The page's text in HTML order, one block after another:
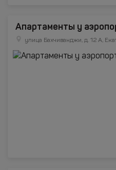
Апартаменты у
улица Бахчиванджи, д. 12 А,